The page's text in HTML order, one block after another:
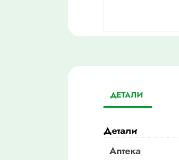
ДЕТАЛИ
Детали
Аптека